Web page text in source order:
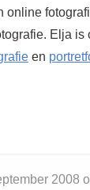
online
Elja is
en
2008